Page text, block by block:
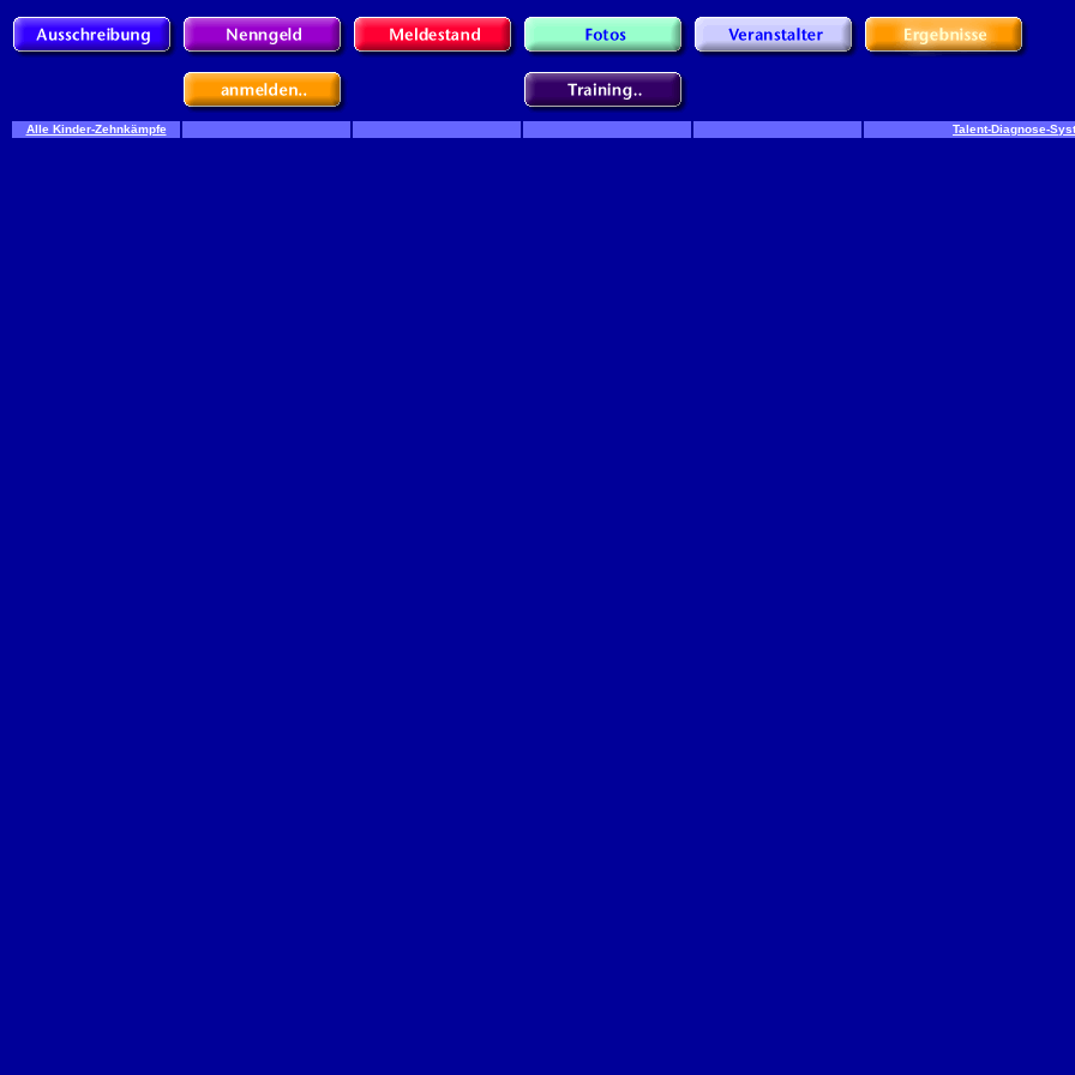
Alle Kinder-Zehnkämpfe Talent-Diagnose-